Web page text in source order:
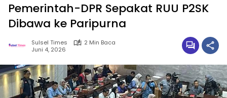
Pemerintah-DPR Sepakat RUU P2SK
Dibawa ke Paripurna
Sulsel Times
2 Min Baca
Juni 4, 2026